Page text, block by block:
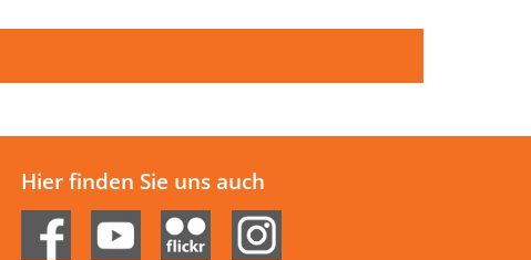
Hier finden Sie uns auch